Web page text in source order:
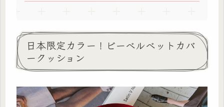
日本限定カラー！ビーベルベットカバ
ークッション